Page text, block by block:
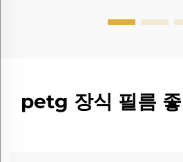
petg 장식 필름